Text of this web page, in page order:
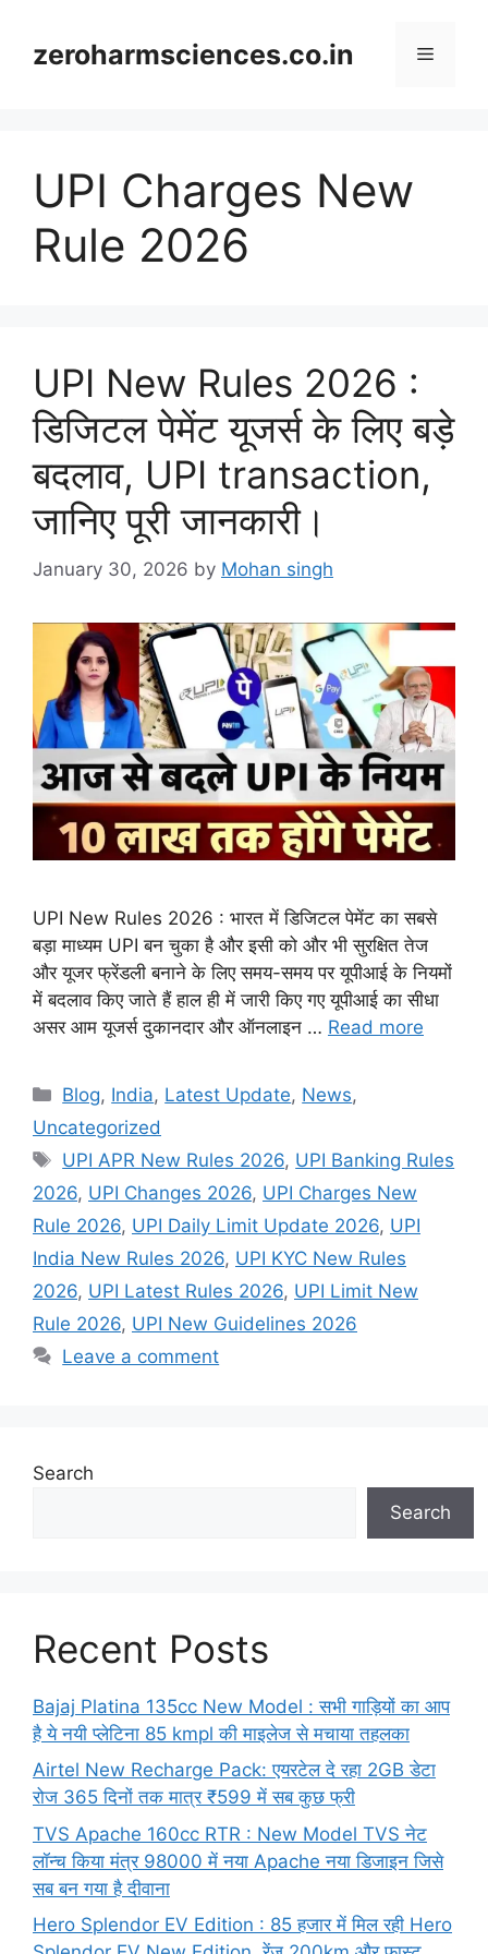
contentzeroharmsciences.co.in Menu
UPI Charges New
Rule 2026
UPI New Rules 2026 :
डिजिटल पेमेंट यूजर्स के लिए बड़े
बदलाव, UPI transaction,
जानिए पूरी जानकारी।
January 30, 2026 by Mohan singh
UPI New Rules 2026 : भारत में डिजिटल पेमेंट का सबसे
बड़ा माध्यम UPI बन चुका है और इसी को और भी सुरक्षित तेज
और यूजर फ्रेंडली बनाने के लिए समय-समय पर यूपीआई के नियमों
में बदलाव किए जाते हैं हाल ही में जारी किए गए यूपीआई का सीधा
असर आम यूजर्स दुकानदार और ऑनलाइन … Read more
Categories
Blog, India, Latest Update, News,
Uncategorized
Tags
UPI APR New Rules 2026, UPI Banking Rules
2026, UPI Changes 2026, UPI Charges New
Rule 2026, UPI Daily Limit Update 2026, UPI
India New Rules 2026, UPI KYC New Rules
2026, UPI Latest Rules 2026, UPI Limit New
Rule 2026, UPI New Guidelines 2026
Leave a comment
Search
Search
Recent Posts
Bajaj Platina 135cc New Model : सभी गाड़ियों का आप
है ये नयी प्लेटिना 85 kmpl की माइलेज से मचाया तहलका
Airtel New Recharge Pack: एयरटेल दे रहा 2GB डेटा
रोज 365 दिनों तक मात्र ₹599 में सब कुछ फ्री
TVS Apache 160cc RTR : New Model TVS नेट
लॉन्च किया मंत्र 98000 में नया Apache नया डिजाइन जिसे
सब बन गया है दीवाना
Hero Splendor EV Edition : 85 हजार में मिल रही Hero